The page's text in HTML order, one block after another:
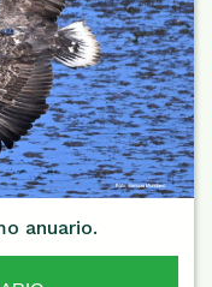
anuario.